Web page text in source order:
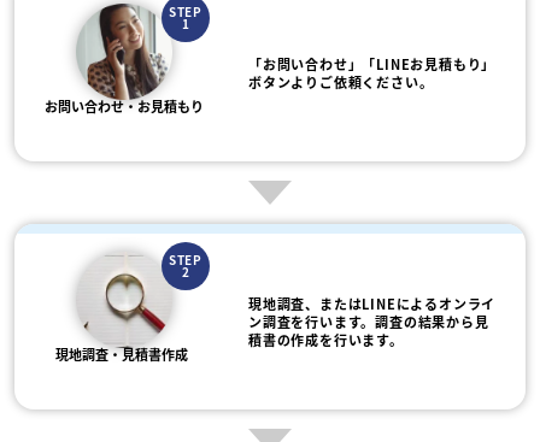
STEP
1
お問い合わせ・お見積もり
「お問い合わせ」「LINEお見積もり」
ボタンよりご依頼ください。
STEP
2
現地調査・見積書作成
現地調査、またはLINEによるオンライ
ン調査を行います。調査の結果から見
積書の作成を行います。